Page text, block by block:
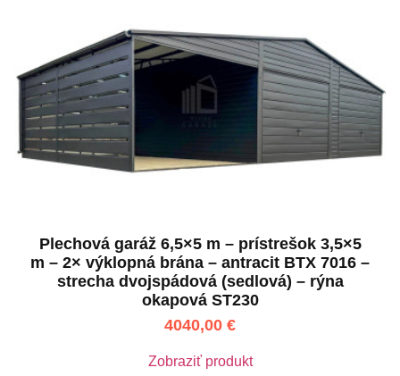
Plechová garáž 6,5×5 m – prístrešok 3,5×5
m – 2× výklopná brána – antracit BTX 7016 –
strecha dvojspádová (sedlová) – rýna
okapová ST230
4040,00 €
Zobraziť produkt